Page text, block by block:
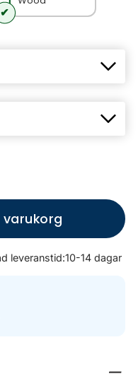
varukorg
leveranstid:10-14 dagar